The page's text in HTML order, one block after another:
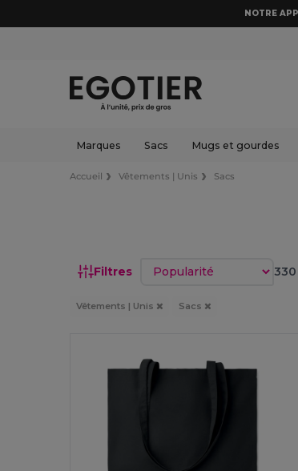
NOTRE
Marques Sacs Mugs et gourdes
Accueil Vêtements | Unis Sacs
Filtres Trier par
Vêtements | Unis Sacs